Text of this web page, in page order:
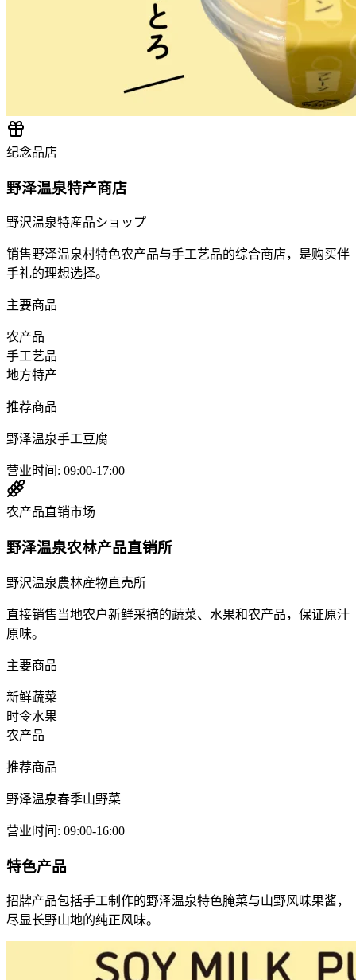
纪念品店
野泽温泉特产商店
野沢温泉特産品ショップ
销售野泽温泉村特色农产品与手工艺品的综合商店，是购买伴
手礼的理想选择。
主要商品
农产品
手工艺品
地方特产
推荐商品
野泽温泉手工豆腐
营业时间 : 09:00-17:00
农产品直销市场
野泽温泉农林产品直销所
野沢温泉農林産物直売所
直接销售当地农户新鲜采摘的蔬菜、水果和农产品，保证原汁
原味。
主要商品
新鲜蔬菜
时令水果
农产品
推荐商品
野泽温泉春季山野菜
营业时间 : 09:00-16:00
特色产品
招牌产品包括手工制作的野泽温泉特色腌菜与山野风味果酱，
尽显长野山地的纯正风味。